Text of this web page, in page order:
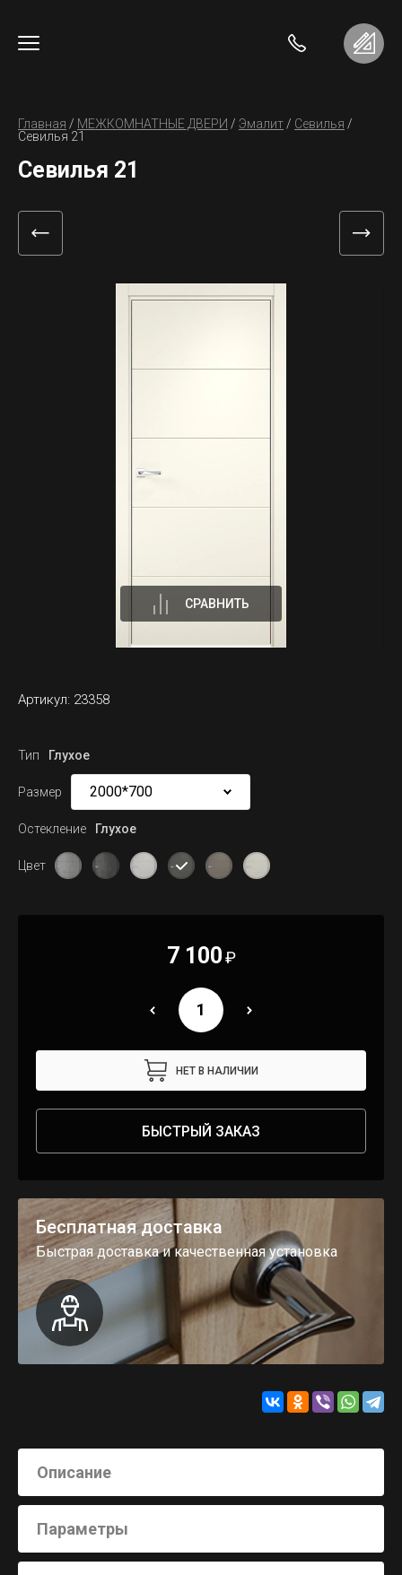
Главная / МЕЖКОМНАТНЫЕ ДВЕРИ / Эмалит / Севилья
Севилья 21
Севилья 21
СРАВНИТЬ
Артикул: 23358
Тип Глухое
Размер
Остекление Глухое
Цвет
7 100₽
НЕТ В НАЛИЧИИ
БЫСТРЫЙ ЗАКАЗ
Бесплатная доставка
Быстрая доставка и качественная установка
Описание
Параметры